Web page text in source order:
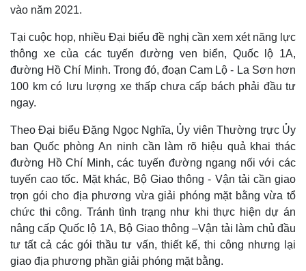
Thế giới
Quan sát
Cuộc sống đó đây
Hồ sơ
Video
Ảnh
E-Magazine
Infographic
vào năm 2021.
Tại cuộc họp, nhiều Đại biểu đề nghị cần xem xét năng lực
thông xe của các tuyến đường ven biển, Quốc lộ 1A,
đường Hồ Chí Minh. Trong đó, đoạn Cam Lộ - La Sơn hơn
100 km có lưu lượng xe thấp chưa cấp bách phải đầu tư
ngay.
Theo Đại biểu Đặng Ngọc Nghĩa, Ủy viên Thường trực Ủy
ban Quốc phòng An ninh cần làm rõ hiệu quả khai thác
đường Hồ Chí Minh, các tuyến đường ngang nối với các
tuyến cao tốc. Mặt khác, Bộ Giao thông - Vận tải cần giao
trọn gói cho địa phương vừa giải phóng mặt bằng vừa tổ
chức thi công. Tránh tình trạng như khi thực hiện dự án
nâng cấp Quốc lộ 1A, Bộ Giao thông –Vận tải làm chủ đầu
tư tất cả các gói thầu tư vấn, thiết kế, thi công nhưng lại
giao địa phương phần giải phóng mặt bằng.